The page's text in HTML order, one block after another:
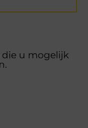
die u mogelijk